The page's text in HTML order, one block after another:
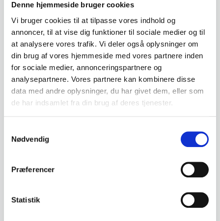
Denne hjemmeside bruger cookies
Vi bruger cookies til at tilpasse vores indhold og
annoncer, til at vise dig funktioner til sociale medier og til
at analysere vores trafik. Vi deler også oplysninger om
din brug af vores hjemmeside med vores partnere inden
for sociale medier, annonceringspartnere og
analysepartnere. Vores partnere kan kombinere disse
data med andre oplysninger, du har givet dem, eller som
de har indsamlet fra din brug af deres tjenester.
Nødvendig
Præferencer
Statistik
almindelige holdningsproblemer, som kan give
smerter er:
Stå med løftede skuldre og hagen skudt
fremover
Arbejde med hovedet nedad i lange perioder,
fx når du kigger på telefon eller tablet
Dårlig holdning når du sidder
Sove på maven
skulder er der en række ting, du selv kan gøre:
Det vigtigste er, at du holder dig aktiv. Du bør
være opmærksom på ensformige og uheldige
arbejdsstillinger, holde små pauser i arbejdet
og bevæge dig